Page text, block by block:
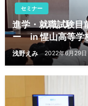
セミナー
進学・就職試験目
ー in 惺山高等学
浅野えみ 2022年6月29日